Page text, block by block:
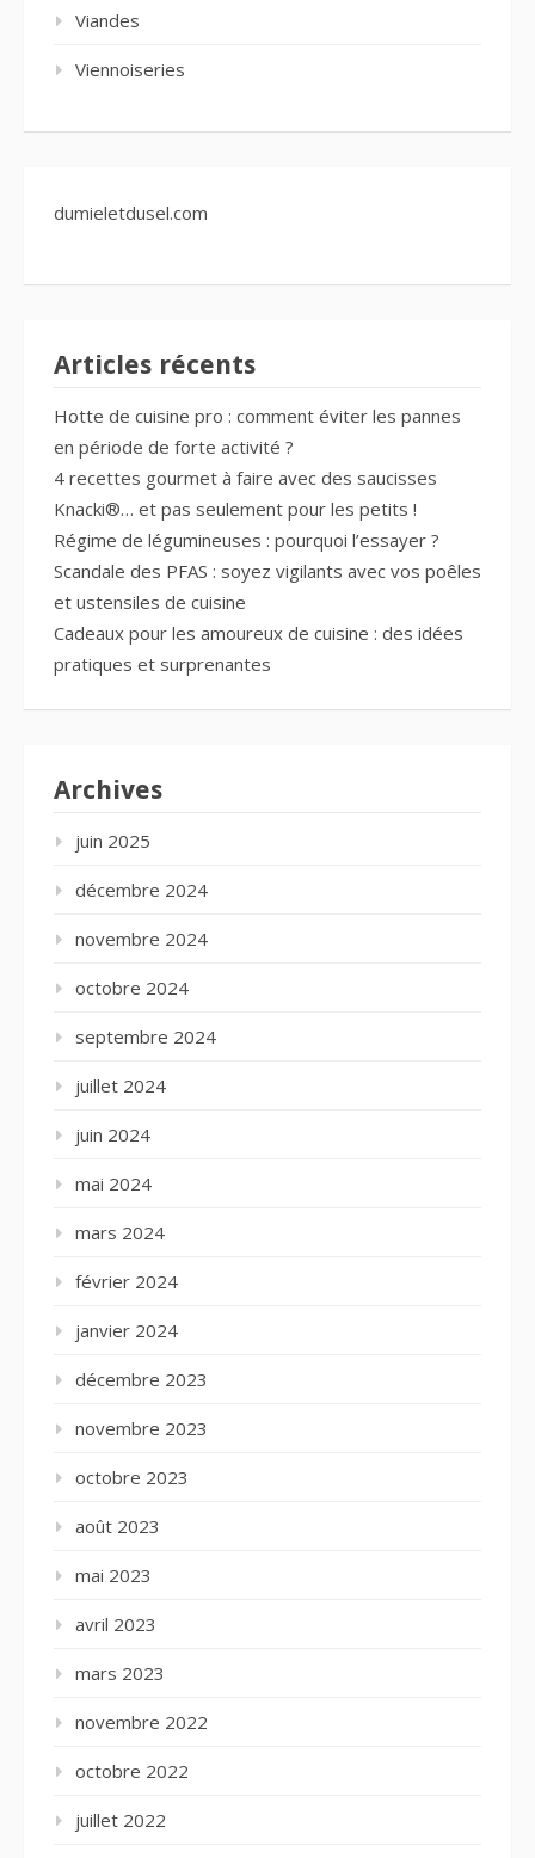
Viandes
Viennoiseries
dumieletdusel.com
Articles récents
Hotte de cuisine pro : comment éviter les pannes
en période de forte activité ?
4 recettes gourmet à faire avec des saucisses
Knacki®… et pas seulement pour les petits !
Régime de légumineuses : pourquoi l’essayer ?
Scandale des PFAS : soyez vigilants avec vos poêles
et ustensiles de cuisine
Cadeaux pour les amoureux de cuisine : des idées
pratiques et surprenantes
Archives
juin 2025
décembre 2024
novembre 2024
octobre 2024
septembre 2024
juillet 2024
juin 2024
mai 2024
mars 2024
février 2024
janvier 2024
décembre 2023
novembre 2023
octobre 2023
août 2023
mai 2023
avril 2023
mars 2023
novembre 2022
octobre 2022
juillet 2022